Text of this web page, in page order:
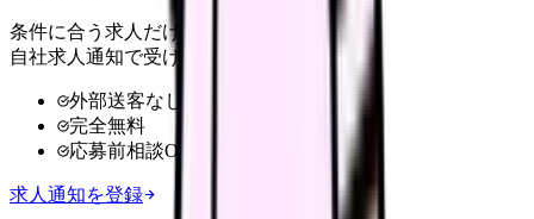
条件に合う求人だけ
自社求人通知で受け取る
外部送客なし
完全無料
応募前相談OK
求人通知を登録